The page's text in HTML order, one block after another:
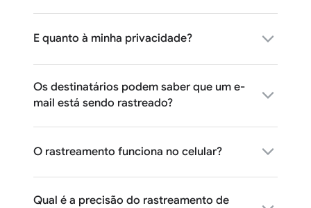
E quanto à minha privacidade?
Os destinatários podem saber que um e-
mail está sendo rastreado?
O rastreamento funciona no celular?
Qual é a precisão do rastreamento de